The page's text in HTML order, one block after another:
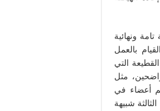
ونهائية
بالعمل
التي
مثل
أعضاء في
شبيهة